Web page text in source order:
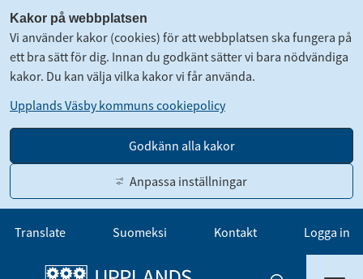
Kakor på webbplatsen
Vi använder kakor (cookies) för att webbplatsen ska fungera på
ett bra sätt för dig. Innan du godkänt sätter vi bara nödvändiga
kakor. Du kan välja vilka kakor vi får använda.
Upplands Väsby kommuns cookiepolicy
Godkänn alla kakor
Anpassa inställningar
Gå till innehåll
Translate Suomeksi Kontakt Logga in